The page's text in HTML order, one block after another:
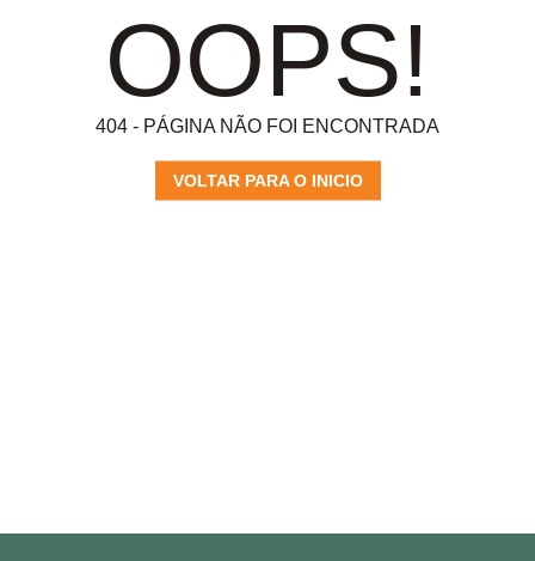
OOPS!
404 - PÁGINA NÃO FOI ENCONTRADA
VOLTAR PARA O INICIO